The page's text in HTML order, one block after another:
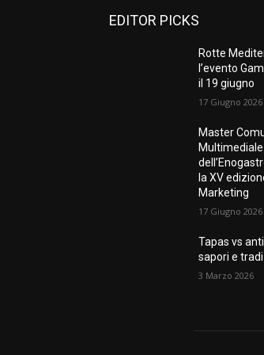
EDITOR PICKS
Rotte
l’evento
il 19 giugno
17 Giugno 2026
Master
Multimediale
la XV
Marketing
17 Giugno 2026
Tapas vs
sapori e
3 Marzo 2026